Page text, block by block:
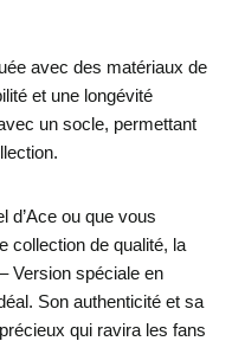
avec des matériaux de
et une longévité
un socle, permettant
d’Ace ou que vous
collection de qualité, la
Version spéciale en
Son authenticité et sa
qui ravira les fans